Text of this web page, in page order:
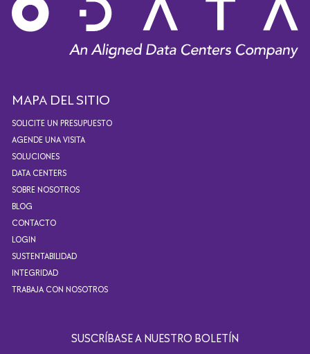
MAPA DEL SITIO
SOLICITE UN PRESUPUESTO
AGENDE UNA VISITA
SOLUCIONES
DATA CENTERS
SOBRE NOSOTROS
BLOG
CONTACTO
LOGIN
SUSTENTABILIDAD
INTEGRIDAD
TRABAJA CON NOSOTROS
SUSCRÍBASE A NUESTRO BOLETÍN